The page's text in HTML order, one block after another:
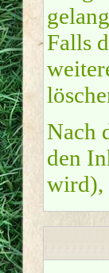
Falls
Nach
den
wird),